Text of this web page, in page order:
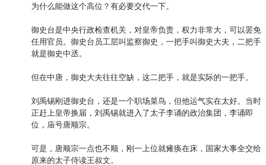
为什么能做这个高位？有必要交代一下。
御史台是中央行政检查机关，对皇帝负责，权力非常大，可以罢免
任用官员。御史台员工层叫监察御史，一把手叫御史大夫，二把手
就是御史中丞。
但在中唐，御史大夫往往空缺，这二把手，就是实际的一把手。
刘禹锡刚进御史台，还是一个职场菜鸟，但他运气实在太好。当时
正赶上皇帝换届，刘禹锡就进入了太子李诵的政治集团，李诵即
位，庙号唐顺宗。
可是，唐顺宗一点也不顺，刚一上位就瘫痪在床，国家大事全交给
原来的太子侍读王叔文。